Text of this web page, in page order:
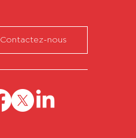
Contactez-nous